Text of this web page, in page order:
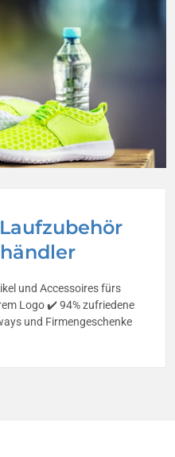
und Accessoires fürs
Logo ✔️ 94% zufriedene
und Firmengeschenke